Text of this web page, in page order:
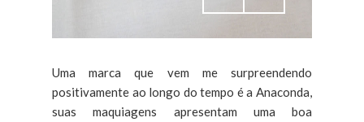
Uma marca que vem me surpreendendo
positivamente ao longo do tempo é a Anaconda,
suas maquiagens apresentam uma boa